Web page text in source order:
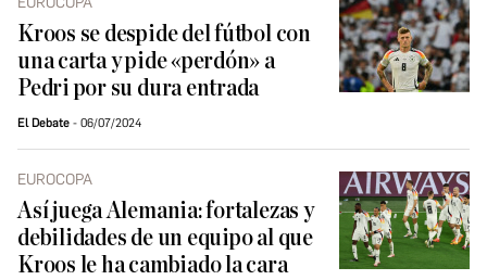
Kroos se despide del fútbol con
una carta y pide «perdón» a
Pedri por su dura entrada
El Debate 06/07/2024
EUROCOPA
Así juega Alemania: fortalezas y
debilidades de un equipo al que
Kroos le ha cambiado la cara